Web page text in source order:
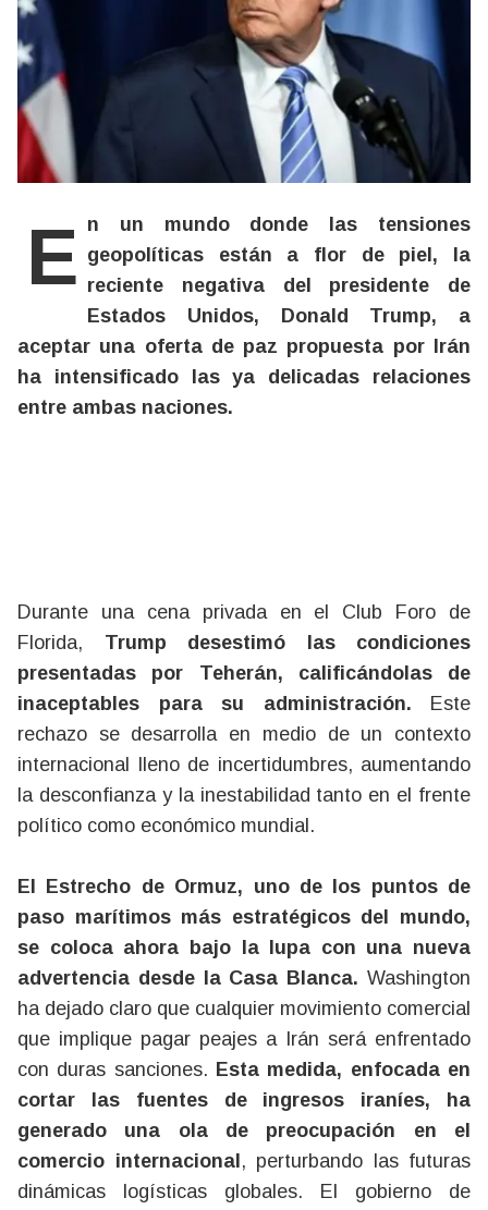
En un mundo donde las tensiones geopolíticas están a flor de piel, la
reciente negativa del presidente de
Estados Unidos, Donald Trump, a
aceptar una oferta de paz propuesta por Irán
ha intensificado las ya delicadas relaciones
entre ambas naciones.
Durante una cena privada en el Club Foro de
Florida, Trump desestimó las condiciones
presentadas por Teherán, calificándolas de
inaceptables para su administración. Este
rechazo se desarrolla en medio de un contexto
internacional lleno de incertidumbres, aumentando
la desconfianza y la inestabilidad tanto en el frente
político como económico mundial.
El Estrecho de Ormuz, uno de los puntos de
paso marítimos más estratégicos del mundo,
se coloca ahora bajo la lupa con una nueva
advertencia desde la Casa Blanca. Washington
ha dejado claro que cualquier movimiento comercial
que implique pagar peajes a Irán será enfrentado
con duras sanciones. Esta medida, enfocada en
cortar las fuentes de ingresos iraníes, ha
generado una ola de preocupación en el
comercio internacional , perturbando las futuras
dinámicas logísticas globales. El gobierno de